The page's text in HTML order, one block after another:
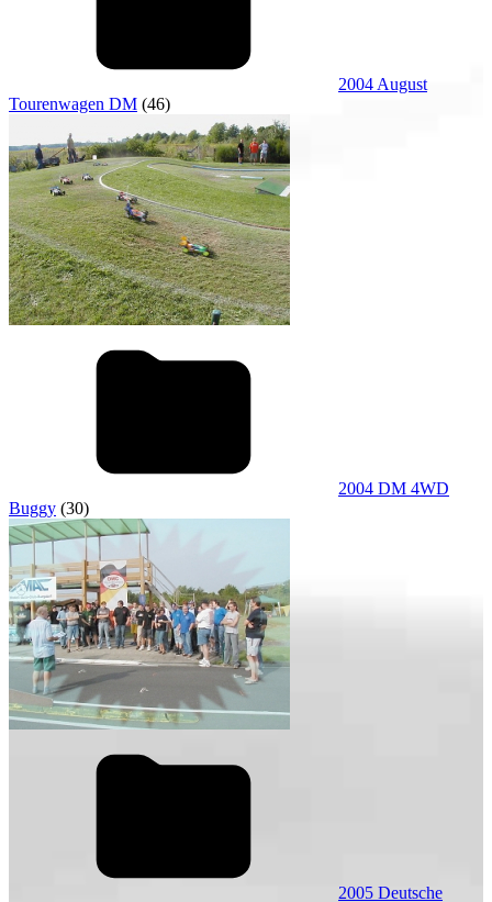
2004 August
Tourenwagen DM (46)
2004 DM 4WD
Buggy (30)
2005 Deutsche